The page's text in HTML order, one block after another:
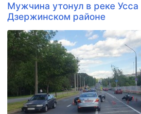
Мужчина утонул в реке Усса
Дзержинском районе